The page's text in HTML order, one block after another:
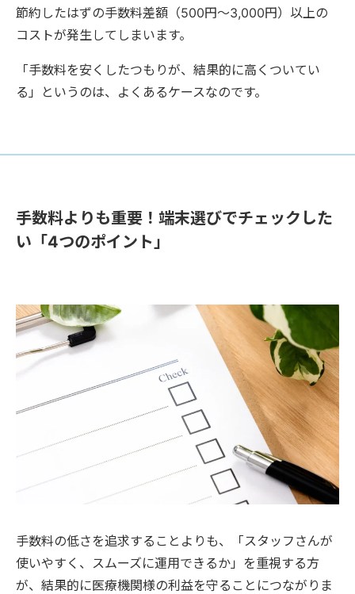
節約したはずの手数料差額（500円〜3,000円）以上の
コストが発生してしまいます。
「手数料を安くしたつもりが、結果的に高くついてい
る」というのは、よくあるケースなのです。
手数料よりも重要！端末選びでチェックした
い「4つのポイント」
手数料の低さを追求することよりも、「スタッフさんが
使いやすく、スムーズに運用できるか」を重視する方
が、結果的に医療機関様の利益を守ることにつながりま